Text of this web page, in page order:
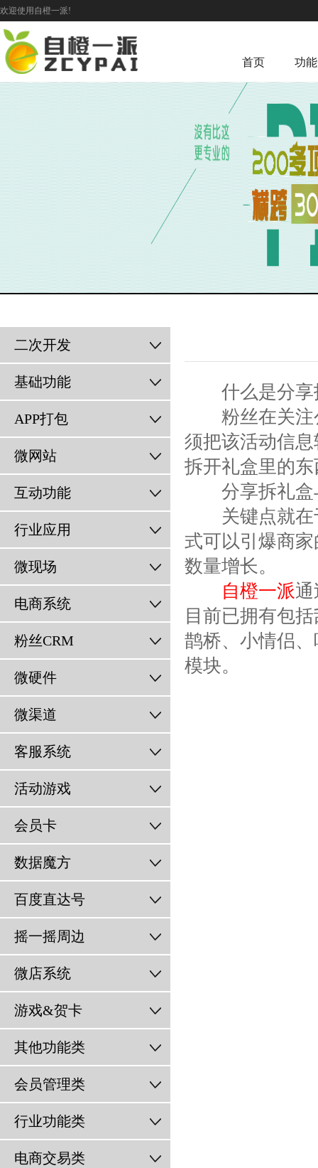
欢迎使用自橙一派!
首页 功
二次开发
基础功能
APP打包
微网站
互动功能
行业应用
微现场
电商系统
粉丝CRM
微硬件
微渠道
客服系统
活动游戏
会员卡
数据魔方
百度直达号
摇一摇周边
微店系统
游戏&贺卡
其他功能类
会员管理类
行业功能类
电商交易类
什么是分享
粉丝在关注
须把该活动信
拆开礼盒里的
分享拆礼盒
关键点就在
式可以引爆商
数量增长。
自橙一派
目前已拥有包
鹊桥、小情侣
模块。